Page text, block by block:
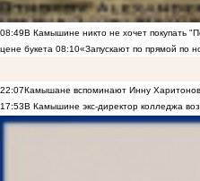
08:49В Камышине никто не хочет покупать
цене букета 08:10«Запускают по прямой по
22:07Камышане вспоминают Инну
17:53В Камышине экс-директор колледжа